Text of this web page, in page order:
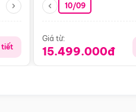
tiết
10/09
Giá từ:
15.499.000đ